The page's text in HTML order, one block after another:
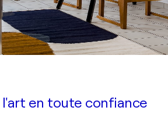
en toute confiance